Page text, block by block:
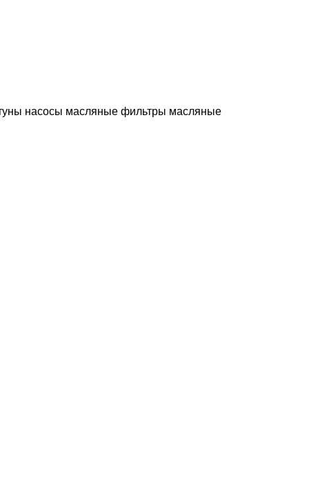
насосы масляные фильтры масляные